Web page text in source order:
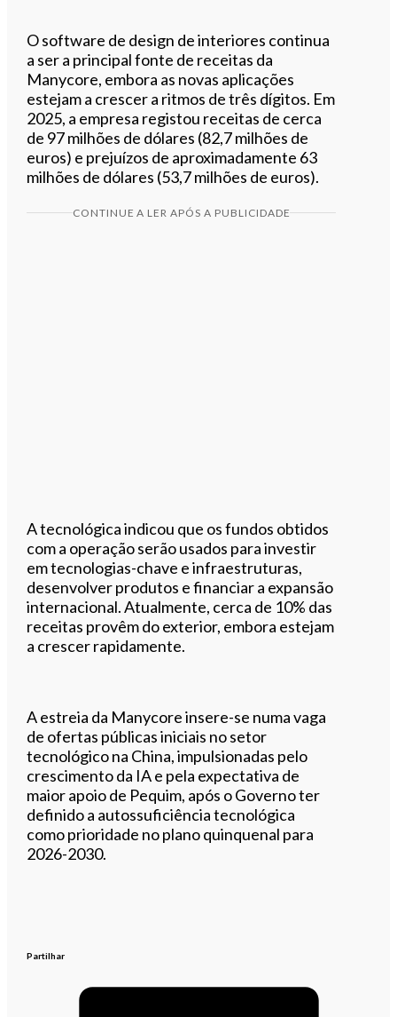
O software de design de interiores continua
a ser a principal fonte de receitas da
Manycore, embora as novas aplicações
estejam a crescer a ritmos de três dígitos. Em
2025, a empresa registou receitas de cerca
de 97 milhões de dólares (82,7 milhões de
euros) e prejuízos de aproximadamente 63
milhões de dólares (53,7 milhões de euros).
CONTINUE A LER APÓS A PUBLICIDADE
A tecnológica indicou que os fundos obtidos
com a operação serão usados para investir
em tecnologias-chave e infraestruturas,
desenvolver produtos e financiar a expansão
internacional. Atualmente, cerca de 10% das
receitas provêm do exterior, embora estejam
a crescer rapidamente.
A estreia da Manycore insere-se numa vaga
de ofertas públicas iniciais no setor
tecnológico na China, impulsionadas pelo
crescimento da IA e pela expectativa de
maior apoio de Pequim, após o Governo ter
definido a autossuficiência tecnológica
como prioridade no plano quinquenal para
2026-2030.
Partilhar